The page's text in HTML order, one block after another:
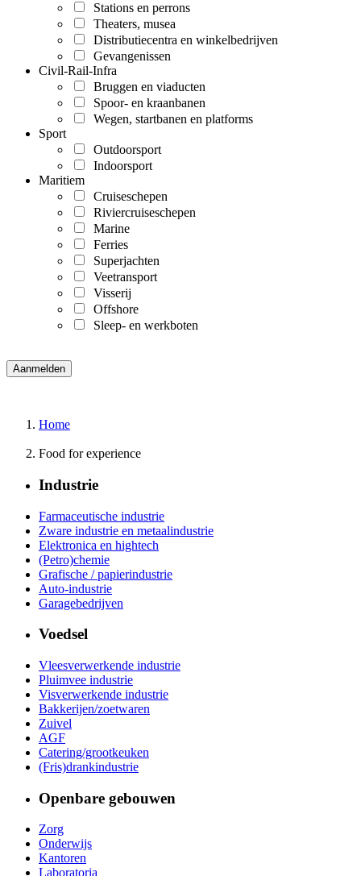
Stations en perrons
Theaters, musea
Distributiecentra en winkelbedrijven
Gevangenissen
Civil-Rail-Infra
Bruggen en viaducten
Spoor- en kraanbanen
Wegen, startbanen en platforms
Sport
Outdoorsport
Indoorsport
Maritiem
Cruiseschepen
Riviercruiseschepen
Marine
Ferries
Superjachten
Veetransport
Visserij
Offshore
Sleep- en werkboten
Home
Food for experience
Industrie
Farmaceutische industrie
Zware industrie en metaalindustrie
Elektronica en hightech
(Petro)chemie
Grafische / papierindustrie
Auto-industrie
Garagebedrijven
Voedsel
Vleesverwerkende industrie
Pluimvee industrie
Visverwerkende industrie
Bakkerijen/zoetwaren
Zuivel
AGF
Catering/grootkeuken
(Fris)drankindustrie
Openbare gebouwen
Zorg
Onderwijs
Kantoren
Laboratoria